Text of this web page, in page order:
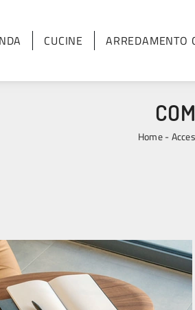
CUCINE ARREDAMENTO
Home-